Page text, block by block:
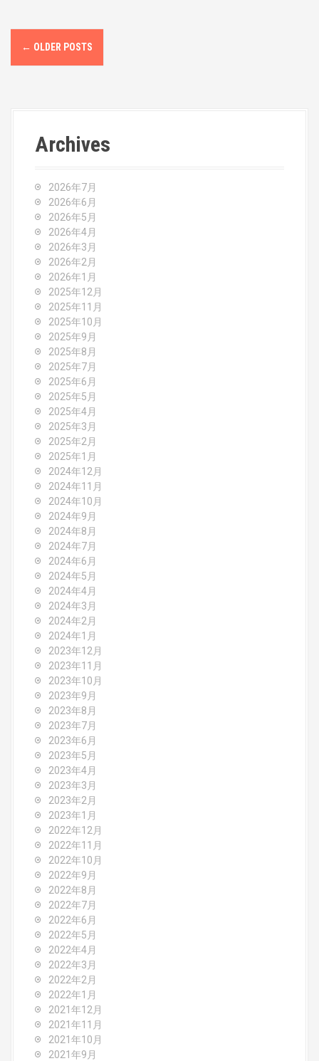
P
o
← OLDER POSTS
Archives
2026年7月
2026年6月
2026年5月
2026年4月
2026年3月
2026年2月
2026年1月
2025年12月
2025年11月
2025年10月
2025年9月
2025年8月
2025年7月
2025年6月
2025年5月
2025年4月
2025年3月
2025年2月
2025年1月
2024年12月
2024年11月
2024年10月
2024年9月
2024年8月
2024年7月
2024年6月
2024年5月
2024年4月
2024年3月
2024年2月
2024年1月
2023年12月
2023年11月
2023年10月
2023年9月
2023年8月
2023年7月
2023年6月
2023年5月
2023年4月
2023年3月
2023年2月
2023年1月
2022年12月
2022年11月
2022年10月
2022年9月
2022年8月
2022年7月
2022年6月
2022年5月
2022年4月
2022年3月
2022年2月
2022年1月
2021年12月
2021年11月
2021年10月
2021年9月